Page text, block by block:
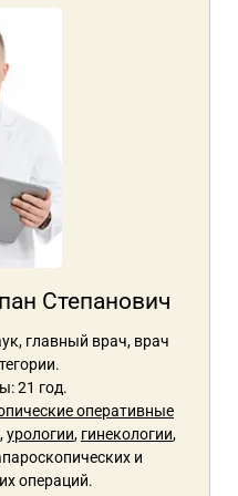
Степанович
главный врач, врач
21 год.
оперативные
,урологии, гинекологии,
и
операций.